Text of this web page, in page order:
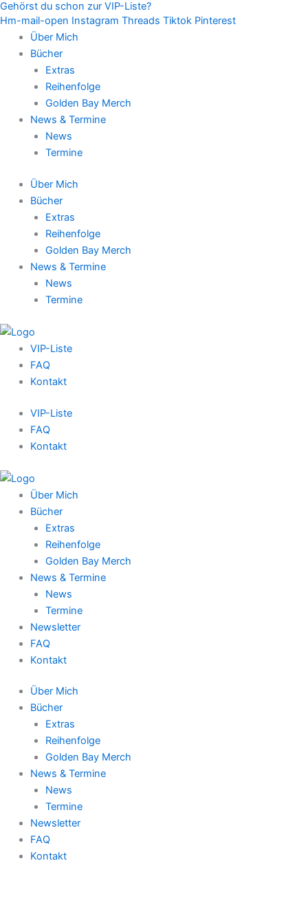
Zum
Inhalt
springen
Gehörst du schon zur VIP-Liste?
Hm-mail-open Instagram Threads Tiktok Pinterest
Über Mich
Bücher
Extras
Reihenfolge
Golden Bay Merch
News & Termine
News
Termine
Über Mich
Bücher
Extras
Reihenfolge
Golden Bay Merch
News & Termine
News
Termine
VIP-Liste
FAQ
Kontakt
VIP-Liste
FAQ
Kontakt
Über Mich
Bücher
Extras
Reihenfolge
Golden Bay Merch
News & Termine
News
Termine
Newsletter
FAQ
Kontakt
Über Mich
Bücher
Extras
Reihenfolge
Golden Bay Merch
News & Termine
News
Termine
Newsletter
FAQ
Kontakt